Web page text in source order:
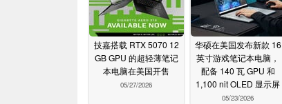
技嘉搭载 RTX 5070 12
GB GPU 的超轻薄笔记
本电脑在美国开售
05/27/2026
华硕在美国发布新款 16
英寸游戏笔记本电脑，
配备 140 瓦 GPU 和
1,100 nit OLED 显示屏
05/23/2026